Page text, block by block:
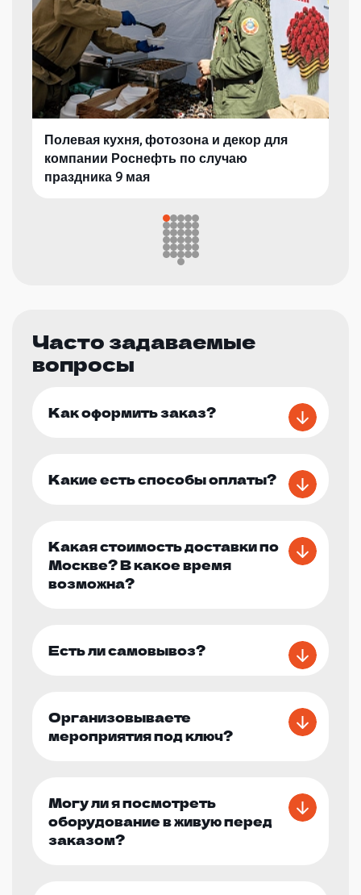
Полевая кухня, фотозона и декор для
компании Роснефть по случаю
праздника 9 мая
Часто задаваемые
вопросы
Как оформить заказ?
Какие есть способы оплаты?
Какая стоимость доставки по
Москве? В какое время
возможна?
Есть ли самовывоз?
Организовываете
мероприятия под ключ?
Могу ли я посмотреть
оборудование в живую перед
заказом?